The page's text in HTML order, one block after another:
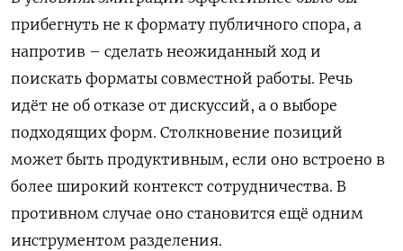
прибегнуть не к формату публичного спора, а
напротив – сделать неожиданный ход и
поискать форматы совместной работы. Речь
идёт не об отказе от дискуссий, а о выборе
подходящих форм. Столкновение позиций
может быть продуктивным, если оно встроено в
более широкий контекст сотрудничества. В
противном случае оно становится ещё одним
инструментом разделения.